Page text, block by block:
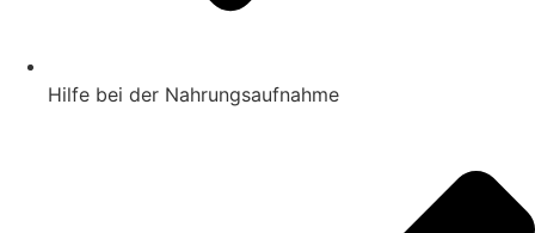
Hilfe bei der Nahrungsaufnahme